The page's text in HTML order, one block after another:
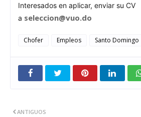
Interesados en aplicar, enviar su CV
a seleccion@vuo.do
Chofer Empleos Santo Domingo
ANTIGUOS